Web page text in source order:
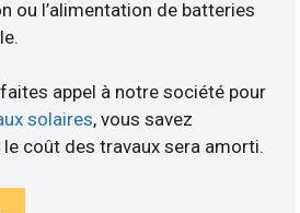
ou l’alimentation de batteries
appel à notre société pour
solaires, vous savez
coût des travaux sera amorti.